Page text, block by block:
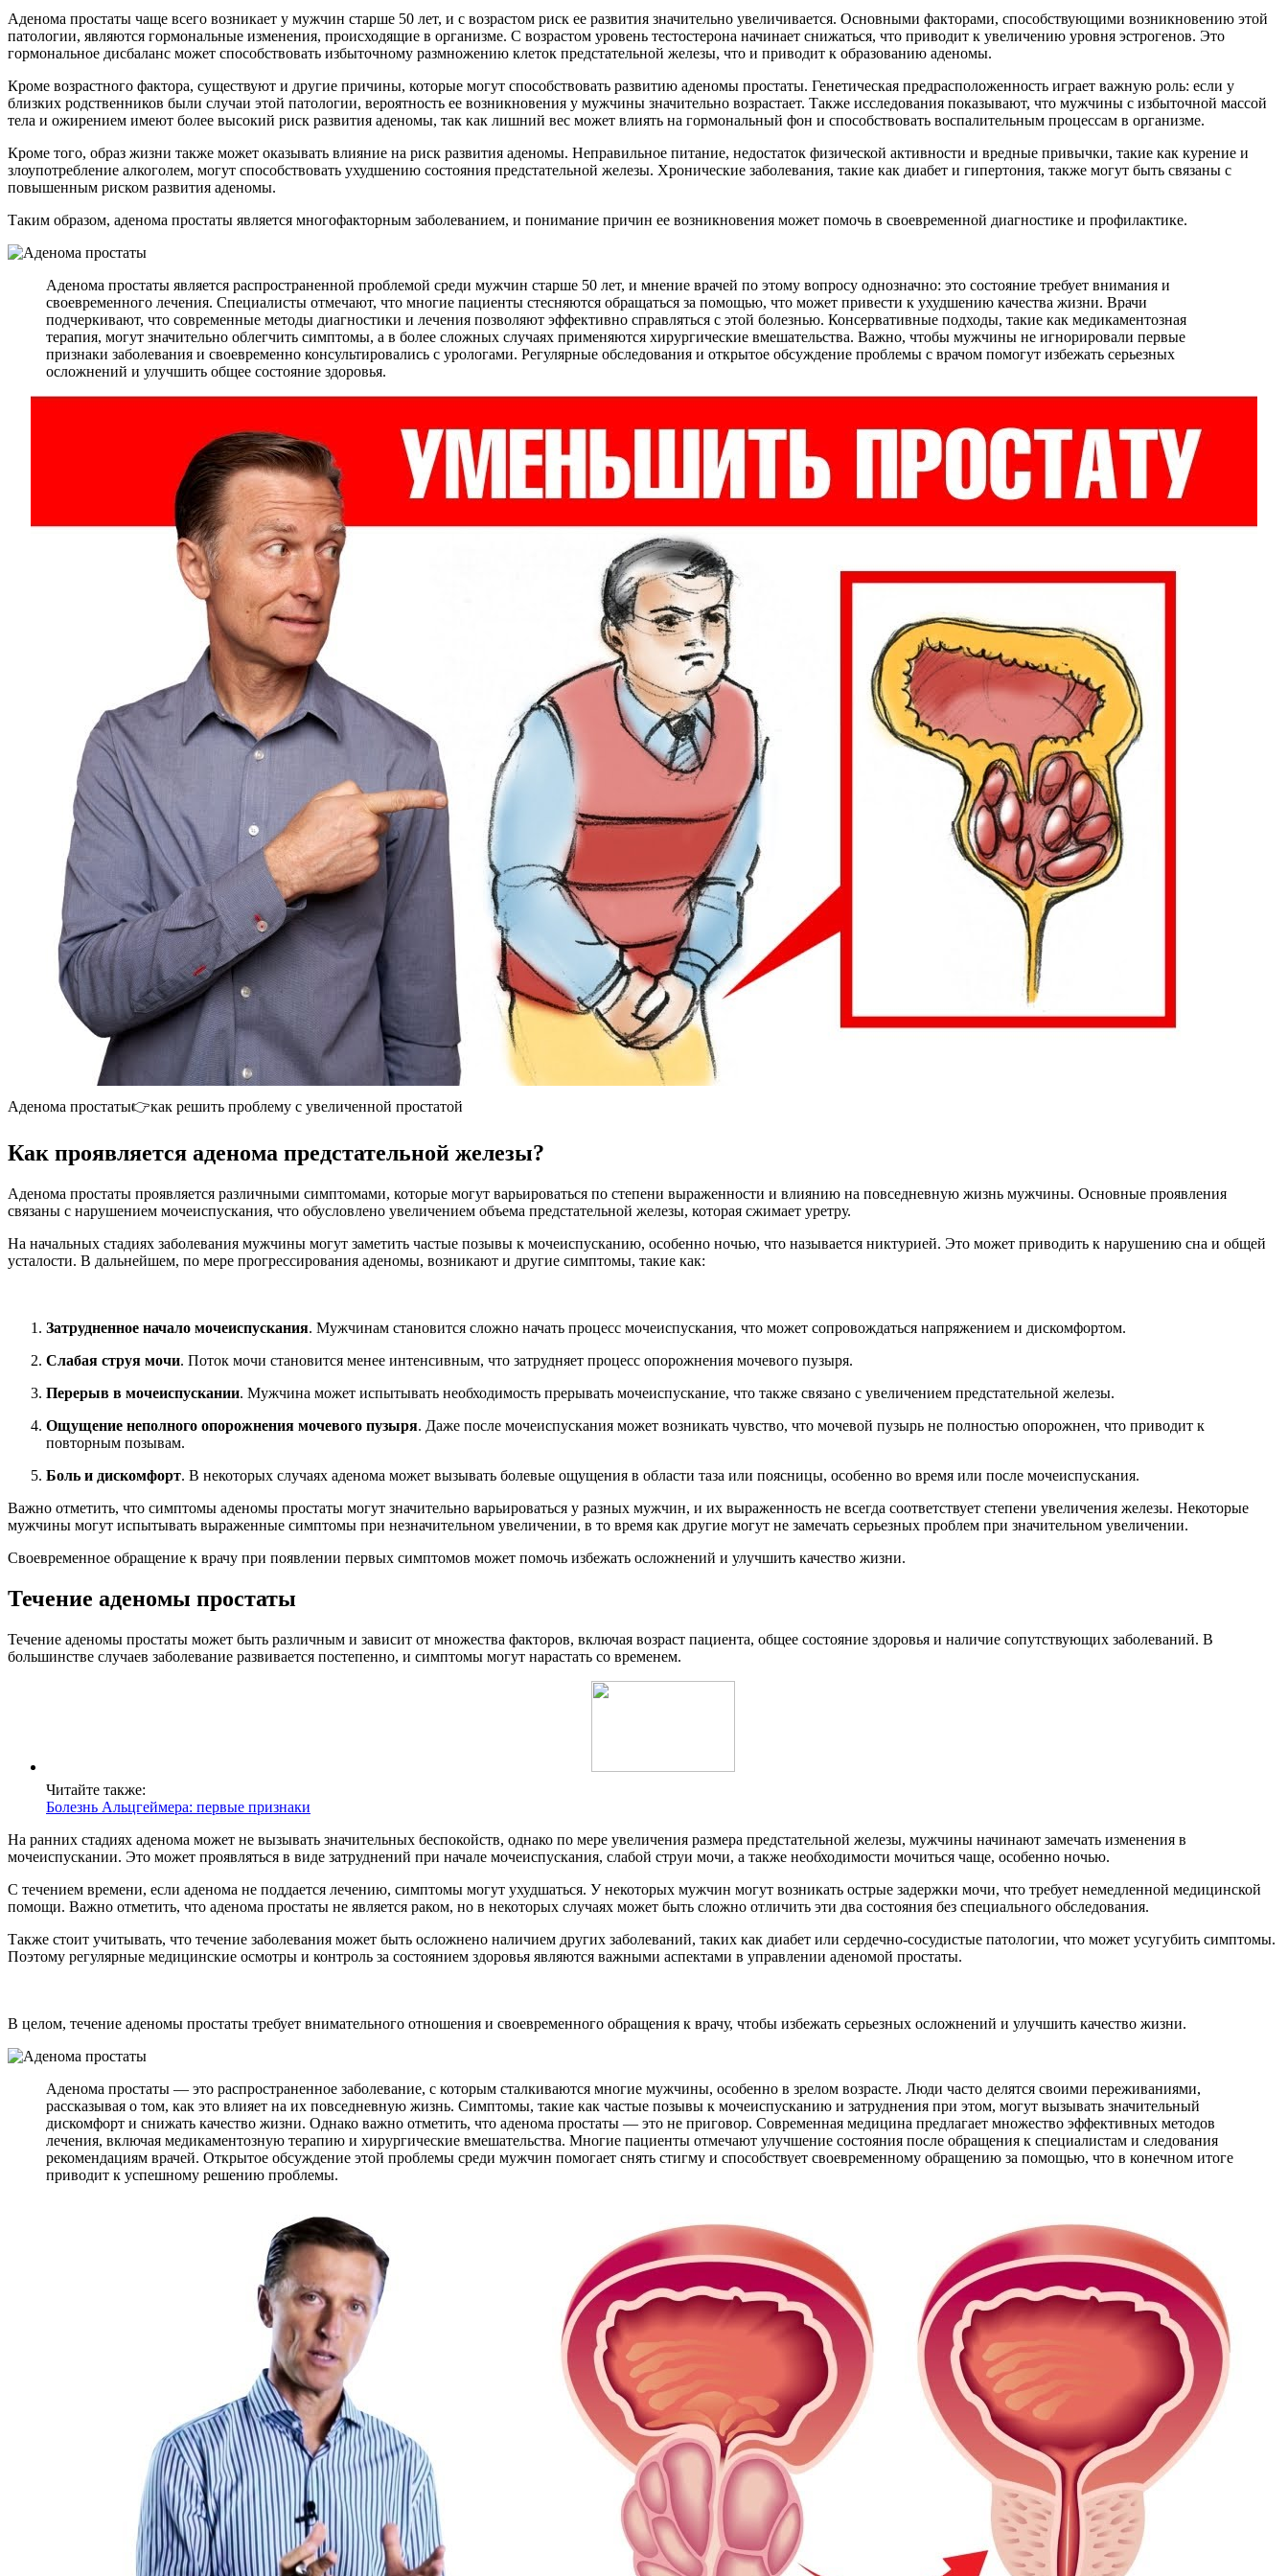
Аденома простаты чаще всего возникает у мужчин старше 50 лет, и с возрастом риск ее развития значительно увеличивается. Основными факторами, способствующими возникновению этой
патологии, являются гормональные изменения, происходящие в организме. С возрастом уровень тестостерона начинает снижаться, что приводит к увеличению уровня эстрогенов. Это
гормональное дисбаланс может способствовать избыточному размножению клеток предстательной железы, что и приводит к образованию аденомы.
Кроме возрастного фактора, существуют и другие причины, которые могут способствовать развитию аденомы простаты. Генетическая предрасположенность играет важную роль: если у
близких родственников были случаи этой патологии, вероятность ее возникновения у мужчины значительно возрастает. Также исследования показывают, что мужчины с избыточной массой
тела и ожирением имеют более высокий риск развития аденомы, так как лишний вес может влиять на гормональный фон и способствовать воспалительным процессам в организме.
Кроме того, образ жизни также может оказывать влияние на риск развития аденомы. Неправильное питание, недостаток физической активности и вредные привычки, такие как курение и
злоупотребление алкоголем, могут способствовать ухудшению состояния предстательной железы. Хронические заболевания, такие как диабет и гипертония, также могут быть связаны с
повышенным риском развития аденомы.
Таким образом, аденома простаты является многофакторным заболеванием, и понимание причин ее возникновения может помочь в своевременной диагностике и профилактике.
Аденома простаты является распространенной проблемой среди мужчин старше 50 лет, и мнение врачей по этому вопросу однозначно: это состояние требует внимания и
своевременного лечения. Специалисты отмечают, что многие пациенты стесняются обращаться за помощью, что может привести к ухудшению качества жизни. Врачи
подчеркивают, что современные методы диагностики и лечения позволяют эффективно справляться с этой болезнью. Консервативные подходы, такие как медикаментозная
терапия, могут значительно облегчить симптомы, а в более сложных случаях применяются хирургические вмешательства. Важно, чтобы мужчины не игнорировали первые
признаки заболевания и своевременно консультировались с урологами. Регулярные обследования и открытое обсуждение проблемы с врачом помогут избежать серьезных
осложнений и улучшить общее состояние здоровья.
Аденома простаты👉как решить проблему с увеличенной простатой
Как проявляется аденома предстательной железы?
Аденома простаты проявляется различными симптомами, которые могут варьироваться по степени выраженности и влиянию на повседневную жизнь мужчины. Основные проявления
связаны с нарушением мочеиспускания, что обусловлено увеличением объема предстательной железы, которая сжимает уретру.
На начальных стадиях заболевания мужчины могут заметить частые позывы к мочеиспусканию, особенно ночью, что называется никтурией. Это может приводить к нарушению сна и общей
усталости. В дальнейшем, по мере прогрессирования аденомы, возникают и другие симптомы, такие как:
Затрудненное начало мочеиспускания. Мужчинам становится сложно начать процесс мочеиспускания, что может сопровождаться напряжением и дискомфортом.
Слабая струя мочи. Поток мочи становится менее интенсивным, что затрудняет процесс опорожнения мочевого пузыря.
Перерыв в мочеиспускании. Мужчина может испытывать необходимость прерывать мочеиспускание, что также связано с увеличением предстательной железы.
Ощущение неполного опорожнения мочевого пузыря. Даже после мочеиспускания может возникать чувство, что мочевой пузырь не полностью опорожнен, что приводит к
повторным позывам.
Боль и дискомфорт. В некоторых случаях аденома может вызывать болевые ощущения в области таза или поясницы, особенно во время или после мочеиспускания.
Важно отметить, что симптомы аденомы простаты могут значительно варьироваться у разных мужчин, и их выраженность не всегда соответствует степени увеличения железы. Некоторые
мужчины могут испытывать выраженные симптомы при незначительном увеличении, в то время как другие могут не замечать серьезных проблем при значительном увеличении.
Своевременное обращение к врачу при появлении первых симптомов может помочь избежать осложнений и улучшить качество жизни.
Течение аденомы простаты
Течение аденомы простаты может быть различным и зависит от множества факторов, включая возраст пациента, общее состояние здоровья и наличие сопутствующих заболеваний. В
большинстве случаев заболевание развивается постепенно, и симптомы могут нарастать со временем.
Читайте также:
Болезнь Альцгеймера: первые признаки
На ранних стадиях аденома может не вызывать значительных беспокойств, однако по мере увеличения размера предстательной железы, мужчины начинают замечать изменения в
мочеиспускании. Это может проявляться в виде затруднений при начале мочеиспускания, слабой струи мочи, а также необходимости мочиться чаще, особенно ночью.
С течением времени, если аденома не поддается лечению, симптомы могут ухудшаться. У некоторых мужчин могут возникать острые задержки мочи, что требует немедленной медицинской
помощи. Важно отметить, что аденома простаты не является раком, но в некоторых случаях может быть сложно отличить эти два состояния без специального обследования.
Также стоит учитывать, что течение заболевания может быть осложнено наличием других заболеваний, таких как диабет или сердечно-сосудистые патологии, что может усугубить симптомы.
Поэтому регулярные медицинские осмотры и контроль за состоянием здоровья являются важными аспектами в управлении аденомой простаты.
В целом, течение аденомы простаты требует внимательного отношения и своевременного обращения к врачу, чтобы избежать серьезных осложнений и улучшить качество жизни.
Аденома простаты — это распространенное заболевание, с которым сталкиваются многие мужчины, особенно в зрелом возрасте. Люди часто делятся своими переживаниями,
рассказывая о том, как это влияет на их повседневную жизнь. Симптомы, такие как частые позывы к мочеиспусканию и затруднения при этом, могут вызывать значительный
дискомфорт и снижать качество жизни. Однако важно отметить, что аденома простаты — это не приговор. Современная медицина предлагает множество эффективных методов
лечения, включая медикаментозную терапию и хирургические вмешательства. Многие пациенты отмечают улучшение состояния после обращения к специалистам и следования
рекомендациям врачей. Открытое обсуждение этой проблемы среди мужчин помогает снять стигму и способствует своевременному обращению за помощью, что в конечном итоге
приводит к успешному решению проблемы.